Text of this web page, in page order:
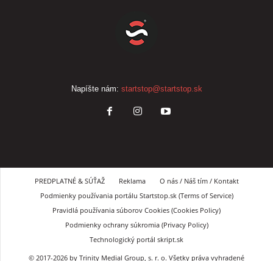
Napíšte nám: startstop@startstop.sk
PREDPLATNÉ & SÚŤAŽ Reklama
O nás / Náš tím / Kontakt
Podmienky používania portálu Startstop.sk (Terms of Service)
Pravidlá používania súborov Cookies (Cookies Policy)
Podmienky ochrany súkromia (Privacy Policy)
Technologický portál skript.sk
© 2017-2026 by Trinity Medial Group, s. r. o. Všetky práva vyhradené